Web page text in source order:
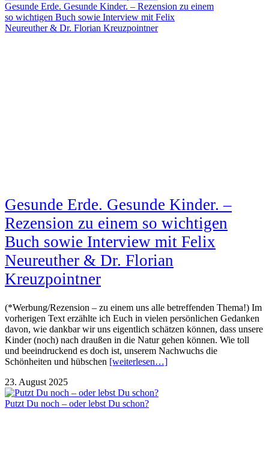
Gesunde Erde. Gesunde Kinder. – Rezension zu einem
so wichtigen Buch sowie Interview mit Felix
Neureuther & Dr. Florian Kreuzpointner
Gesunde Erde. Gesunde Kinder. –
Rezension zu einem so wichtigen
Buch sowie Interview mit Felix
Neureuther & Dr. Florian
Kreuzpointner
(*Werbung/Rezension – zu einem uns alle betreffenden Thema!) Im
vorherigen Text erzählte ich Euch in vielen persönlichen Gedanken
davon, wie dankbar wir uns eigentlich schätzen können, dass unsere
Kinder (noch) nach draußen in die Natur gehen können. Wie toll
und beeindruckend es doch ist, unserem Nachwuchs die
Schönheiten und hübschen [weiterlesen…]
23. August 2025
Putzt Du noch – oder lebst Du schon?